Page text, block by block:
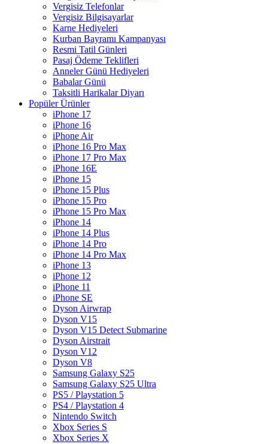
Vergisiz Telefonlar
Vergisiz Bilgisayarlar
Karne Hediyeleri
Kurban Bayramı Kampanyası
Resmi Tatil Günleri
Pasaj Ödeme Teklifleri
Anneler Günü Hediyeleri
Babalar Günü
Taksitli Harikalar Diyarı
Popüler Ürünler
iPhone 17
iPhone 16
iPhone Air
iPhone 16 Pro Max
iPhone 17 Pro Max
iPhone 16E
iPhone 15
iPhone 15 Plus
iPhone 15 Pro
iPhone 15 Pro Max
iPhone 14
iPhone 14 Plus
iPhone 14 Pro
iPhone 14 Pro Max
iPhone 13
iPhone 12
iPhone 11
iPhone SE
Dyson Airwrap
Dyson V15
Dyson V15 Detect Submarine
Dyson Airstrait
Dyson V12
Dyson V8
Samsung Galaxy S25
Samsung Galaxy S25 Ultra
PS5 / Playstation 5
PS4 / Playstation 4
Nintendo Switch
Xbox Series S
Xbox Series X